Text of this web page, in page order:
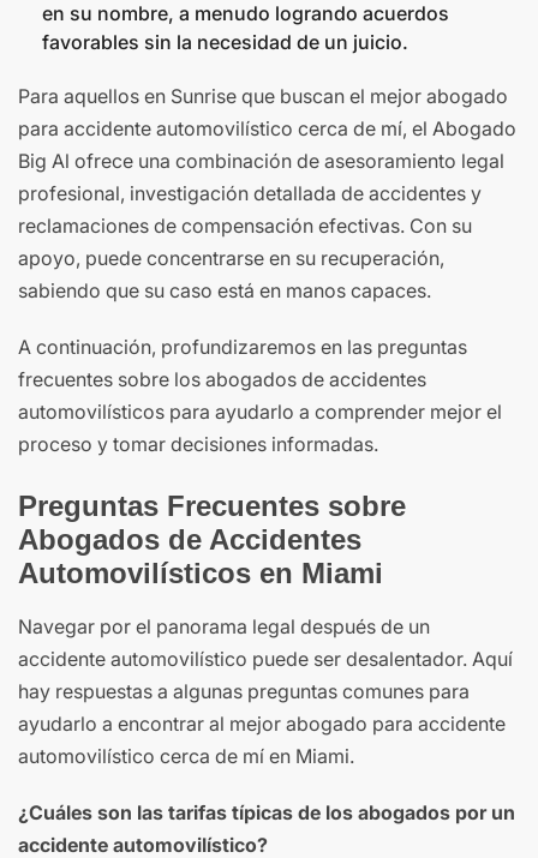
en su nombre, a menudo logrando acuerdos
favorables sin la necesidad de un juicio.
Para aquellos en Sunrise que buscan el mejor abogado
para accidente automovilístico cerca de mí, el Abogado
Big Al ofrece una combinación de asesoramiento legal
profesional, investigación detallada de accidentes y
reclamaciones de compensación efectivas. Con su
apoyo, puede concentrarse en su recuperación,
sabiendo que su caso está en manos capaces.
A continuación, profundizaremos en las preguntas
frecuentes sobre los abogados de accidentes
automovilísticos para ayudarlo a comprender mejor el
proceso y tomar decisiones informadas.
Preguntas Frecuentes sobre
Abogados de Accidentes
Automovilísticos en Miami
Navegar por el panorama legal después de un
accidente automovilístico puede ser desalentador. Aquí
hay respuestas a algunas preguntas comunes para
ayudarlo a encontrar al mejor abogado para accidente
automovilístico cerca de mí en Miami.
¿Cuáles son las tarifas típicas de los abogados por un
accidente automovilístico?